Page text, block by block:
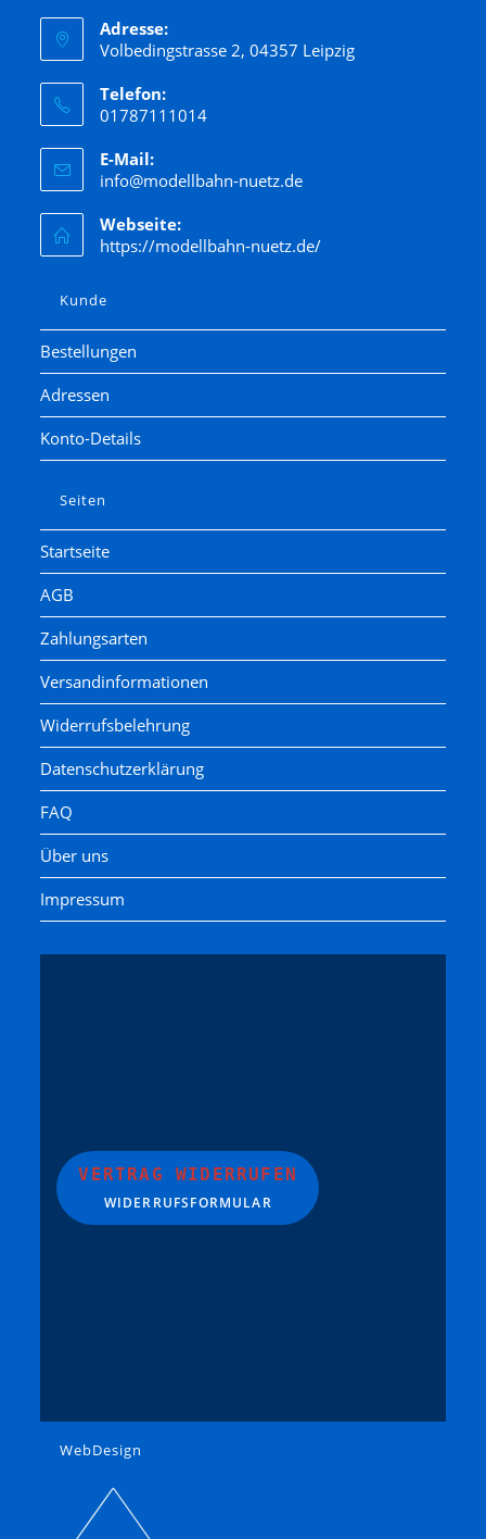
Adresse:
Volbedingstrasse 2, 04357 Leipzig
Telefon:
01787111014
E-Mail:
info@modellbahn-nuetz.de
Webseite:
https://modellbahn-nuetz.de/
Kunde
Bestellungen
Adressen
Konto-Details
Seiten
Startseite
AGB
Zahlungsarten
Versandinformationen
Widerrufsbelehrung
Datenschutzerklärung
FAQ
Über uns
Impressum
VERTRAG WIDERRUFEN
WIDERRUFSFORMULAR
WebDesign